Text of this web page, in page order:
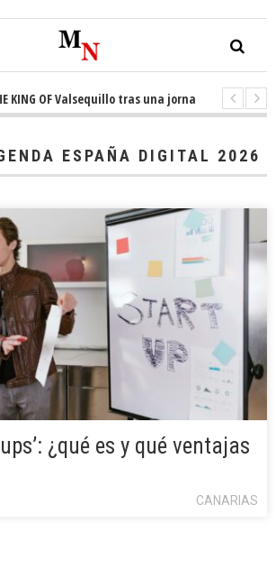
Valsequillo tras una jornada de baloncesto
ESPAÑA DIGITAL 2026
¿qué es y qué ventajas
CANARIAS